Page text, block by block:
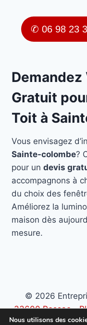
✆ 06 98 23
Demandez
Gratuit
Toit à
Vous envisagez
Sainte-colombe?
pour un devis
accompagnons à
du choix des
Améliorez la
maison dès
mesure.
© 2026
33600 Pessac-
-
Nous utilisons des